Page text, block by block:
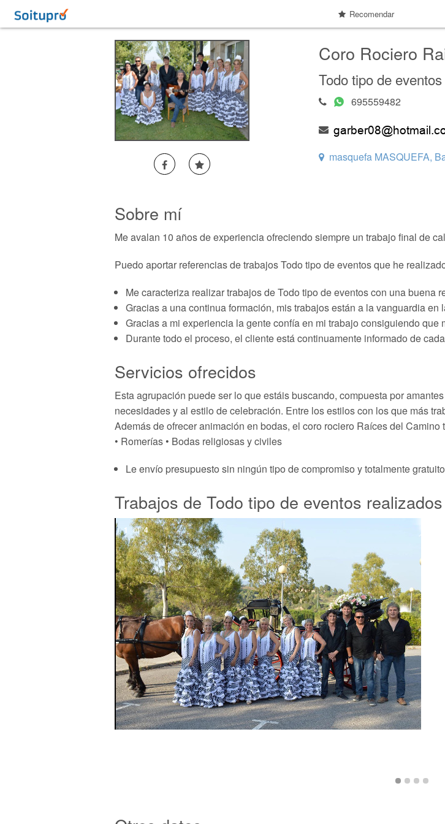
Recomendar
Coro Rociero
Todo tipo de eventos
695559482
masquefa MASQUEFA,
Sobre mí
Me avalan 10 años de experiencia ofreciendo siempre un trabajo final de
Puedo aportar referencias de trabajos Todo tipo de eventos que he
Me caracteriza realizar trabajos de Todo tipo de eventos con una buena
Gracias a una continua formación, mis trabajos están a la vanguardia en
Gracias a mi experiencia la gente confía en mi trabajo consiguiendo
Durante todo el proceso, el cliente está continuamente informado de
Servicios ofrecidos
Esta agrupación puede ser lo que estáis buscando, compuesta por
necesidades y al estilo de celebración. Entre los estilos con los que más
Además de ofrecer animación en bodas, el coro rociero Raíces del
• Romerías • Bodas religiosas y civiles
Le envío presupuesto sin ningún tipo de compromiso y totalmente
Trabajos de Todo tipo de eventos realizados
1 of 4